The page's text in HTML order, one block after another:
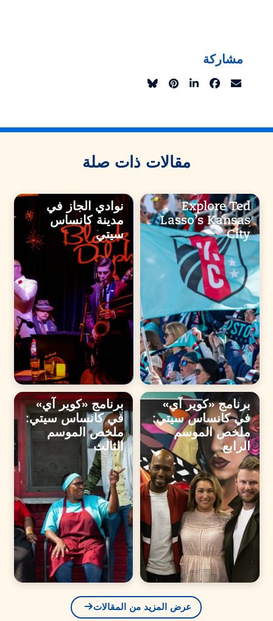
مشاركة
مقالات ذات صلة
Explore Ted
Lasso’s Kansas
City
نوادي الجاز في
مدينة كانساس
سيتي
برنامج «كوير آي»
في كانساس سيتي:
ملخص الموسم
الرابع
برنامج «كوير آي»
في كانساس سيتي:
ملخص الموسم
الثالث
عرض المزيد من المقالات